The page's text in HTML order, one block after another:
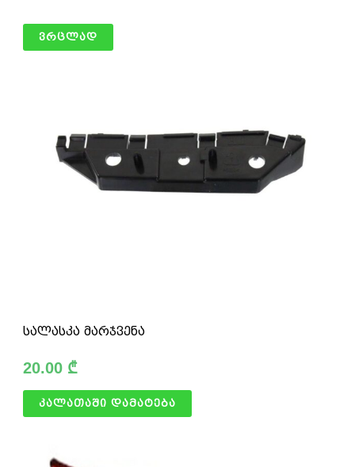
ვრცლად
სალასკა მარჯვენა
20.00 ₾
კალათაში დამატება